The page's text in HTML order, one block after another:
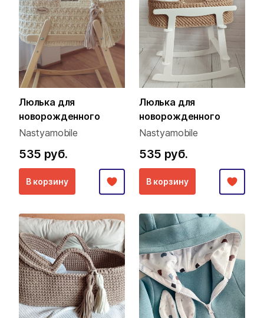
Люлька для
новорожденного
Nastyamobile
535 руб.
В корзину
Люлька для
новорожденного
Nastyamobile
535 руб.
В корзину